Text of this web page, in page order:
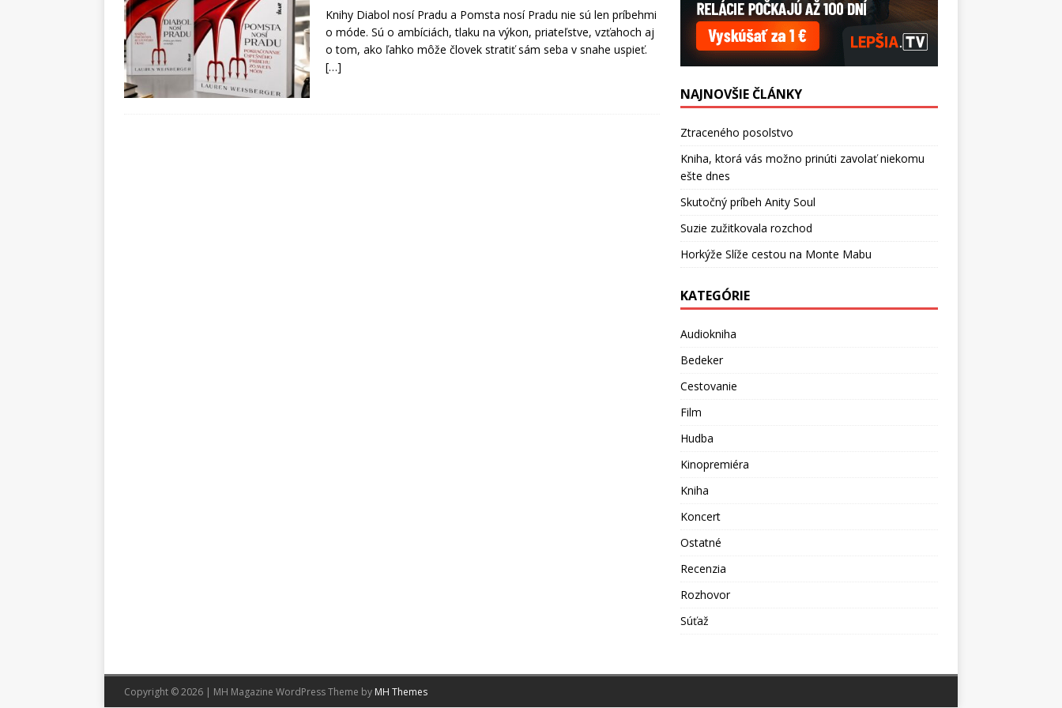
Knihy Diabol nosí Pradu a Pomsta nosí Pradu nie sú len príbehmi
o móde. Sú o ambíciách, tlaku na výkon, priateľstve, vzťahoch aj
o tom, ako ľahko môže človek stratiť sám seba v snahe uspieť.
[…]
NAJNOVŠIE ČLÁNKY
Ztraceného posolstvo
Kniha, ktorá vás možno prinúti zavolať niekomu
ešte dnes
Skutočný príbeh Anity Soul
Suzie zužitkovala rozchod
Horkýže Slíže cestou na Monte Mabu
KATEGÓRIE
Audiokniha
Bedeker
Cestovanie
Film
Hudba
Kinopremiéra
Kniha
Koncert
Ostatné
Recenzia
Rozhovor
Súťaž
Copyright © 2026 | MH Magazine WordPress Theme by MH Themes